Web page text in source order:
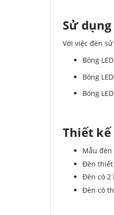
Sử
Với việc đèn
Bóng
Bóng
Bóng
Thiết
Mẫu đèn
Đèn thiết
Đèn có 2
Đèn có